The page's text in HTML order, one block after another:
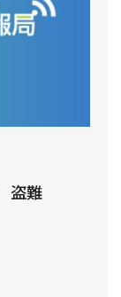
盗難